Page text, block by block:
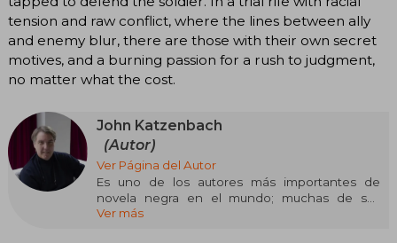
tension and raw conflict, where the lines between ally
and enemy blur, there are those with their own secret
motives, and a burning passion for a rush to judgment,
no matter what the cost.
John Katzenbach
(Autor)
Ver Página del Autor
Es uno de los autores más importantes de
novela negra en el mundo; muchas de sus
novelas han sido adaptadas al cine y a la
Ver más